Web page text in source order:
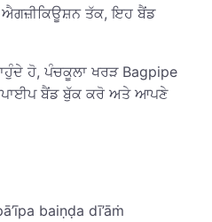
ਐਗਜ਼ੀਕਿਊਸ਼ਨ ਤੱਕ, ਇਹ ਬੈਂਡ
ਹੋ, ਪੰਚਕੂਲਾ ਖਰੜ Bagpipe
ਬੈਂਡ ਬੁੱਕ ਕਰੋ ਅਤੇ ਆਪਣੇ
baiṇḍa dī’āṁ